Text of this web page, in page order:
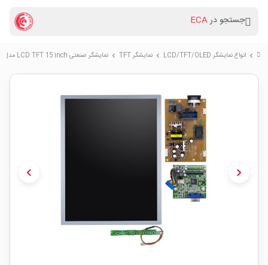
جستجو درECA
chevron_right انواع نمایشگر LCD/TFT/OLED chevron_right نمایشگر TFT chevron_right نمایشگر صنعتی LCD TFT 15 inch مدل TMS150XG1-10TB به همراه درایور
chevron_left chevron_right